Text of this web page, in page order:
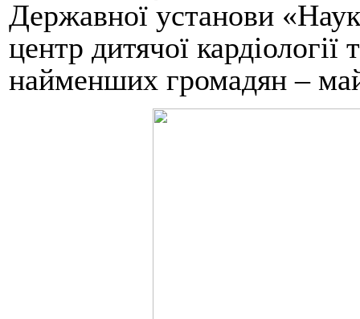
Державної установи
центр дитячої кардіології
найменших громадян –